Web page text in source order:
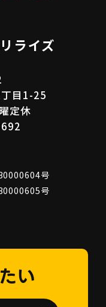
ライズ
目1-25
定休
号
号
い